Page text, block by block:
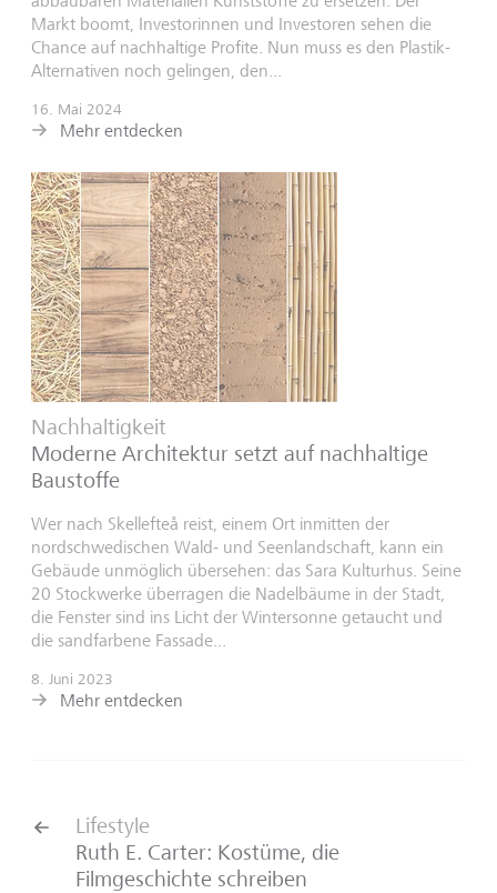
Markt boomt, Investorinnen und Investoren sehen die
Chance auf nachhaltige Profite. Nun muss es den Plastik-
Alternativen noch gelingen, den...
16. Mai 2024
Mehr entdecken
Nachhaltigkeit
Moderne Architektur setzt auf nachhaltige
Baustoffe
Wer nach Skellefteå reist, einem Ort inmitten der
nordschwedischen Wald- und Seenlandschaft, kann ein
Gebäude unmöglich übersehen: das Sara Kulturhus. Seine
20 Stockwerke überragen die Nadelbäume in der Stadt,
die Fenster sind ins Licht der Wintersonne getaucht und
die sandfarbene Fassade...
8. Juni 2023
Mehr entdecken
Lifestyle
Ruth E. Carter: Kostüme, die
Filmgeschichte schreiben